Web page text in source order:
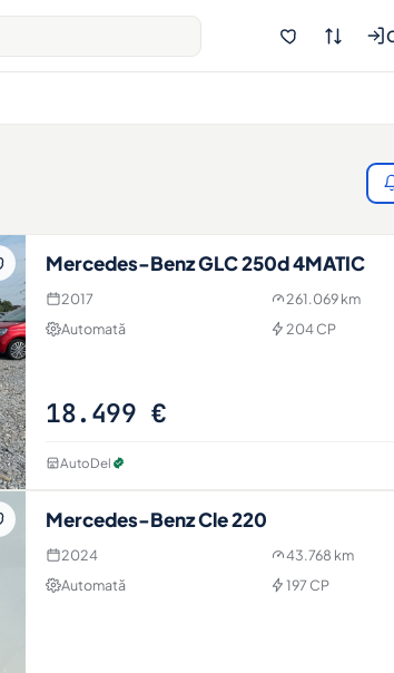
Mercedes-Benz GLC 250d 4MATIC
2017 261.069 km
Automată
204 CP
18.499 €
AutoDel
Mercedes-Benz Cle 220
2024 43.768 km
Automată
197 CP